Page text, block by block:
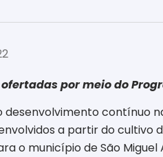
por meio do
desenvolvimento contínuo
a partir do cultivo
o município de São